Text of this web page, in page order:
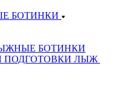
БОТИНКИ
БОТИНКИ
ПОДГОТОВКИ ЛЫЖ